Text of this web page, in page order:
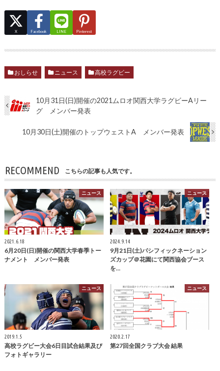
X Facebook LINE Pinterest
おしらせ ニュース 高校ラグビー
10月31日(日)開催の2021ムロオ関西大学ラグビーAリー
グ メンバー発表
10月30日(土)開催のトップウェストA メンバー発表
RECOMMEND こちらの記事も人気です。
ニュース
2021.6.18
6月20日(日)開催の関西大学春季トー
ナメント メンバー発表
ニュース
2024.9.14
9月21日(土)パシフィックネーション
ズカップ＠花園にて関西協会ブース
を…
ニュース
2019.1.5
高校ラグビー大会6日目試合結果及び
フォトギャラリー
ニュース
2020.2.17
第27回全国クラブ大会 結果